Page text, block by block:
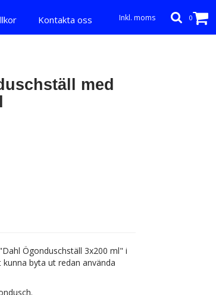
med
Ögonduschställ 3x200 ml" i
byta ut redan använda
Kontakta oss 0
Inkl. moms